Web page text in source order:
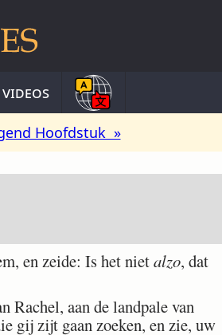
Hoofdstuk »
en zeide: Is het nietalzo, dat
Rachel, aan de landpale van
gij zijt gaan zoeken, en zie, uw